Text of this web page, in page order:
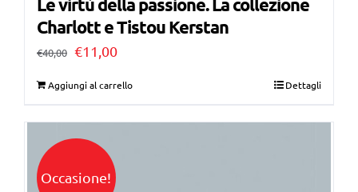
Charlott e Tistou Kerstan
€40,00 Il
era:
€40,00.
€11,00Il
è:
Aggiungi al carrello Dettagli
Occasione!